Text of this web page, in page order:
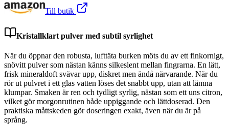
Till butik
Kristallklart pulver med subtil syrlighet
När du öppnar den robusta, lufttäta burken möts du av ett finkornigt,
snövitt pulver som nästan känns silkeslent mellan fingrarna. En lätt,
frisk mineraldoft svävar upp, diskret men ändå närvarande. När du
rör ut pulvret i ett glas vatten löses det snabbt upp, utan att lämna
klumpar. Smaken är ren och tydligt syrlig, nästan som ett uns citron,
vilket gör morgonrutinen både uppiggande och lättdoserad. Den
praktiska måttskeden gör doseringen exakt, även när du är på
språng.